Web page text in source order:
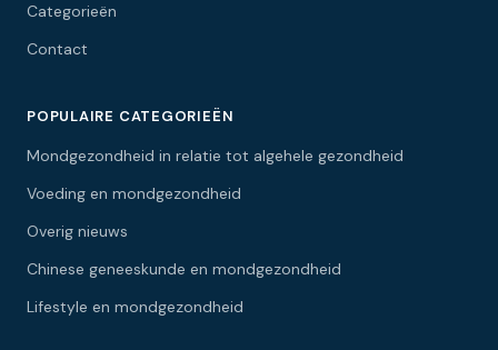
Categorieën
Contact
POPULAIRE CATEGORIEËN
Mondgezondheid in relatie tot algehele gezondheid
Voeding en mondgezondheid
Overig nieuws
Chinese geneeskunde en mondgezondheid
Lifestyle en mondgezondheid